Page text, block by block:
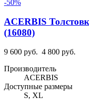
-50%
ACERBIS
(16080)
9 600 руб. 4 800 руб.
Производитель
ACERBIS
Доступные размеры
S, XL